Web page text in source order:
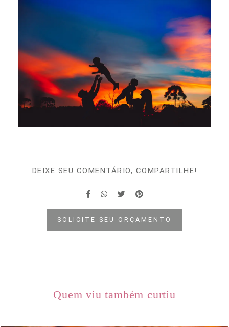
DEIXE SEU COMENTÁRIO, COMPARTILHE!
SOLICITE SEU ORÇAMENTO
Quem viu também curtiu